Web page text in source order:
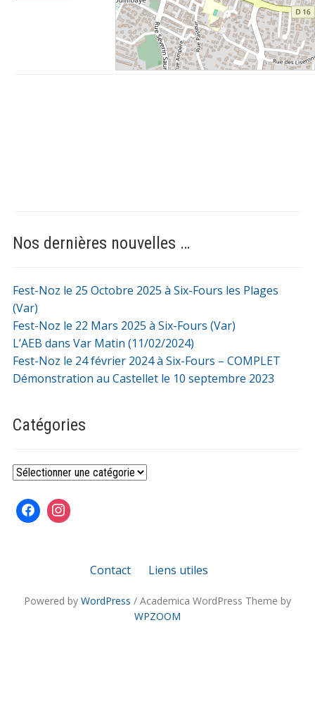
Nos dernières nouvelles …
Fest-Noz le 25 Octobre 2025 à Six-Fours les Plages
(Var)
Fest-Noz le 22 Mars 2025 à Six-Fours (Var)
L’AEB dans Var Matin (11/02/2024)
Fest-Noz le 24 février 2024 à Six-Fours – COMPLET
Démonstration au Castellet le 10 septembre 2023
Catégories
Catégories
Contact Liens utiles
Powered by WordPress / Academica WordPress Theme by
WPZOOM